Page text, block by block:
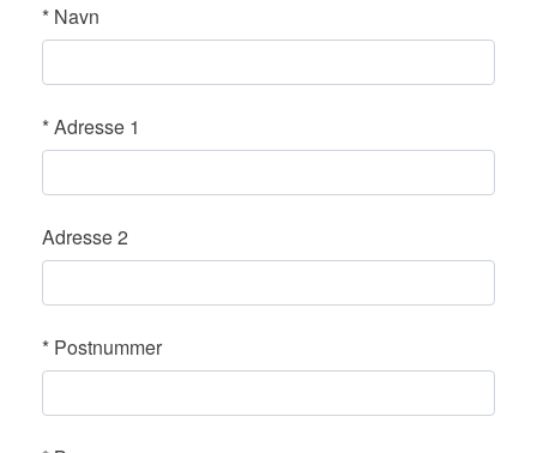
* Navn
*Adresse 1
Adresse 2
* Postnummer